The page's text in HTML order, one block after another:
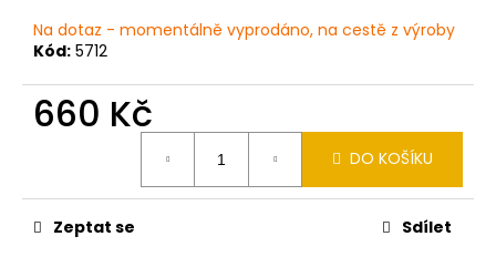
Na dotaz - momentálně vyprodáno, na cestě z výroby
Kód: 5712
660 Kč
DO KOŠÍKU
Zeptat se Sdílet
o
p
o
j
e